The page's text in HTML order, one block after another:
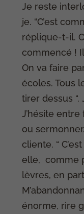
Je reste
je. “C’est
réplique-t-il.
commencé !
On va faire
écoles. Tous
tirer dessus “.
J’hésite
ou
cliente. “
elle, comme
lèvres, en
énorme, rire